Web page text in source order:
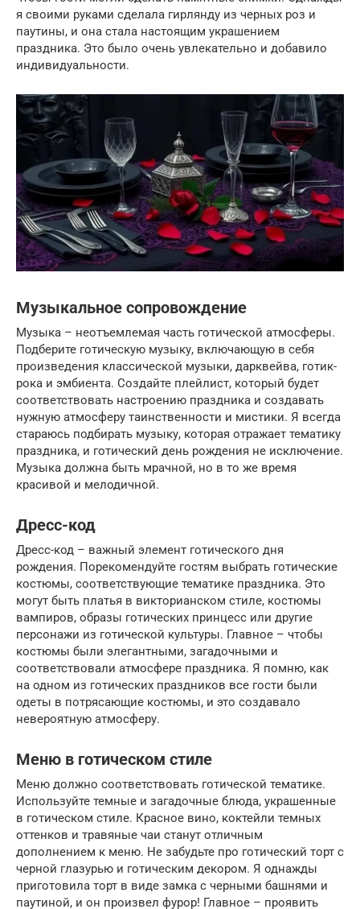
я своими руками сделала гирлянду из черных роз и
паутины, и она стала настоящим украшением
праздника. Это было очень увлекательно и добавило
индивидуальности.
Музыкальное сопровождение
Музыка – неотъемлемая часть готической атмосферы.
Подберите готическую музыку, включающую в себя
произведения классической музыки, дарквейва, готик-
рока и эмбиента. Создайте плейлист, который будет
соответствовать настроению праздника и создавать
нужную атмосферу таинственности и мистики. Я всегда
стараюсь подбирать музыку, которая отражает тематику
праздника, и готический день рождения не исключение.
Музыка должна быть мрачной, но в то же время
красивой и мелодичной.
Дресс-код
Дресс-код – важный элемент готического дня
рождения. Порекомендуйте гостям выбрать готические
костюмы, соответствующие тематике праздника. Это
могут быть платья в викторианском стиле, костюмы
вампиров, образы готических принцесс или другие
персонажи из готической культуры. Главное – чтобы
костюмы были элегантными, загадочными и
соответствовали атмосфере праздника. Я помню, как
на одном из готических праздников все гости были
одеты в потрясающие костюмы, и это создавало
невероятную атмосферу.
Меню в готическом стиле
Меню должно соответствовать готической тематике.
Используйте темные и загадочные блюда, украшенные
в готическом стиле. Красное вино, коктейли темных
оттенков и травяные чаи станут отличным
дополнением к меню. Не забудьте про готический торт с
черной глазурью и готическим декором. Я однажды
приготовила торт в виде замка с черными башнями и
паутиной, и он произвел фурор! Главное – проявить